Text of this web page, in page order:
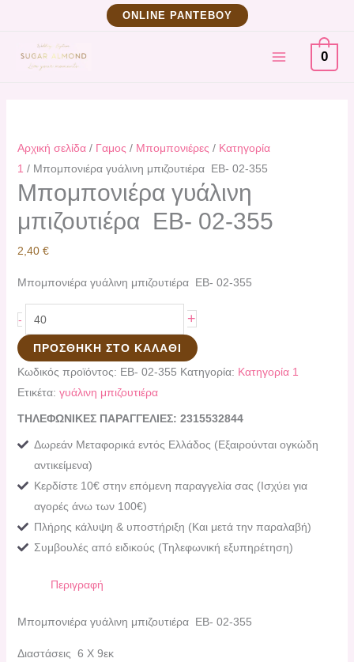
περιεχόμενο
ΟNLINE ΡΑΝΤΕΒΟΥ
MAIN
MENU
0
Αρχική σελίδα/ Γαμος / Μπομπονιέρες / Κατηγορία
1 / Μπομπονιέρα γυάλινη μπιζουτιέρα ΕΒ- 02-355
Μπομπονιέρα γυάλινη
μπιζουτιέρα ΕΒ- 02-355
2,40 €
Μπομπονιέρα γυάλινη μπιζουτιέρα ΕΒ- 02-355
-
μπιζουτιέρα
ΕΒ-
+
ΠΡΟΣΘΉΚΗ ΣΤΟ ΚΑΛΆΘΙ
Κωδικός προϊόντος: ΕΒ- 02-355 Κατηγορία: Κατηγορία 1
Ετικέτα: γυάλινη μπιζουτιέρα
ΤΗΛΕΦΩΝΙΚΕΣ ΠΑΡΑΓΓΕΛΙΕΣ: 2315532844
Δωρεάν Μεταφορικά εντός Ελλάδος (Εξαιρούνται ογκώδη
αντικείμενα)
Κερδίστε 10€ στην επόμενη παραγγελία σας (Ισχύει για
αγορές άνω των 100€)
Πλήρης κάλυψη & υποστήριξη (Και μετά την παραλαβή)
Συμβουλές από ειδικούς (Τηλεφωνική εξυπηρέτηση)
Περιγραφή
Μπομπονιέρα γυάλινη μπιζουτιέρα ΕΒ- 02-355
Διαστάσεις 6 Χ 9εκ